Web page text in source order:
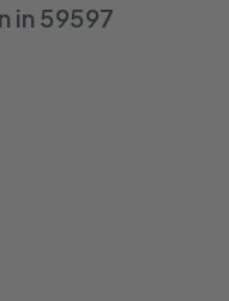
in 59597